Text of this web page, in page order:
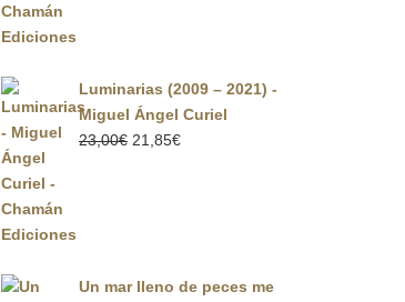
Luminarias (2009 – 2021) -
Miguel Ángel Curiel
23,00€ El
21,85€El
Un mar lleno de peces me